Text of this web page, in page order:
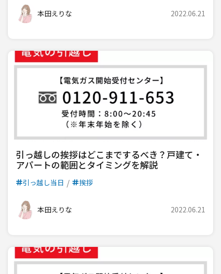
本田えりな 2022.06.21
引っ越しの挨拶はどこまでするべき？戸建て・
アパートの範囲とタイミングを解説
引っ越し当日 挨拶
本田えりな 2022.06.21